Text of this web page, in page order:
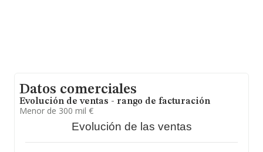
Datos comerciales
Evolución de ventas - rango de facturación
Menor de 300 mil €
Evolución de las ventas